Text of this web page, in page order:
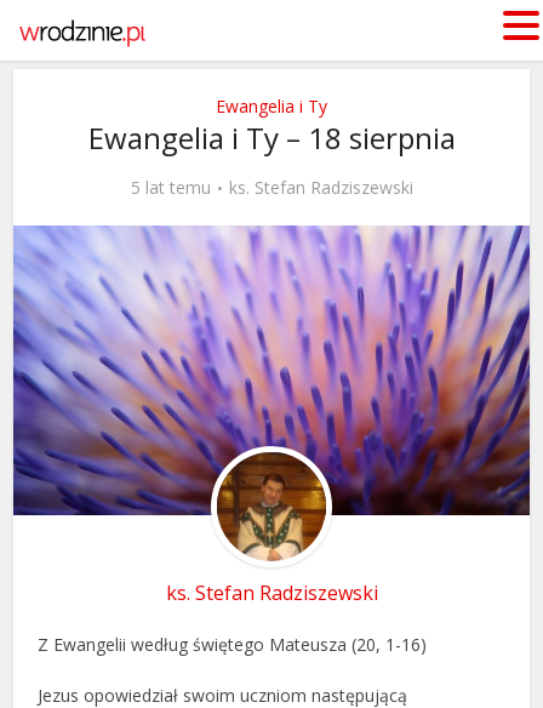
Ewangelia i Ty
Ewangelia i Ty – 18 sierpnia
5 lat temu ks. Stefan Radziszewski
ks. Stefan Radziszewski
Z Ewangelii według świętego Mateusza (20, 1-16)
Jezus opowiedział swoim uczniom następującą